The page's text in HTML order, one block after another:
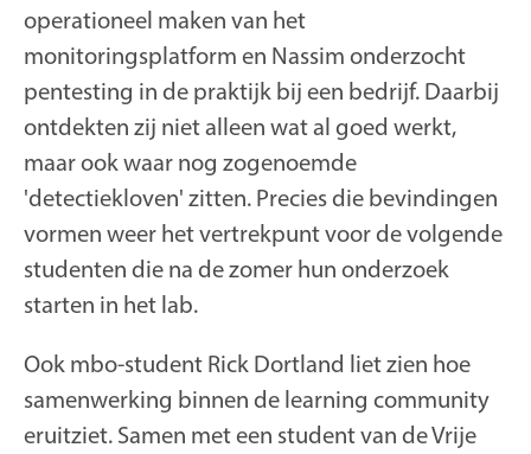
operationeel maken van het
monitoringsplatform en Nassim onderzocht
pentesting in de praktijk bij een bedrijf. Daarbij
ontdekten zij niet alleen wat al goed werkt,
maar ook waar nog zogenoemde
'detectiekloven' zitten. Precies die bevindingen
vormen weer het vertrekpunt voor de volgende
studenten die na de zomer hun onderzoek
starten in het lab.
Ook mbo-student Rick Dortland liet zien hoe
samenwerking binnen de learning community
eruitziet. Samen met een student van de Vrije